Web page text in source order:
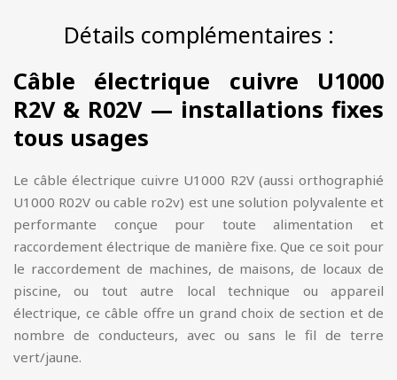
-
1.5mm²
à
300mm²
Détails complémentaires :
Câble électrique cuivre U1000
R2V & R02V — installations fixes
tous usages
Le câble électrique cuivre U1000 R2V (aussi orthographié
U1000 R02V ou cable ro2v) est une solution polyvalente et
performante conçue pour toute alimentation et
raccordement électrique de manière fixe. Que ce soit pour
le raccordement de machines, de maisons, de locaux de
piscine, ou tout autre local technique ou appareil
électrique, ce câble offre un grand choix de section et de
nombre de conducteurs, avec ou sans le fil de terre
vert/jaune.